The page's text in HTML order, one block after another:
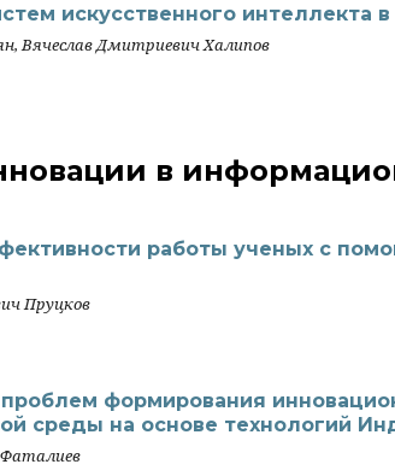
искусственного интеллекта
Вячеслав Дмитриевич Халипов
в
работы ученых с
Пруцков
формирования
среды на основе технологий